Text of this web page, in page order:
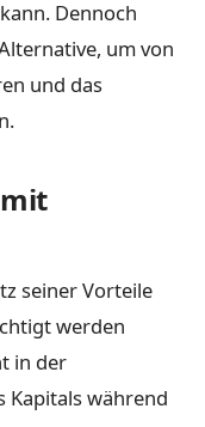
Dennoch
um von
und das
seiner Vorteile
werden
in der
Kapitals während